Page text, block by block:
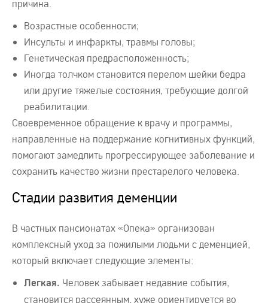
причина.
Возрастные особенности;
Инсульты и инфаркты, травмы головы;
Генетическая предрасположенность;
Иногда толчком становится перелом шейки бедра
или другие тяжелые состояния, требующие долгой
реабилитации.
Своевременное обращение к врачу и программы,
направленные на поддержание когнитивных функций,
помогают замедлить прогрессирующее заболевание и
сохранить качество жизни престарелого человека.
Стадии развития деменции
В частных пансионатах «Опека» организован
комплексный уход за пожилыми людьми с деменцией,
который включает следующие элементы:
Легкая. Человек забывает недавние события,
становится рассеянным, хуже ориентируется во